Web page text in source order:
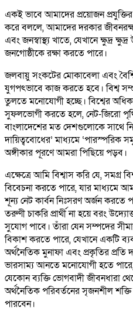
একই ভাবে আমাদের প্রয়োজন প্রযুক্তির
করে বললে, আমাদের দরকার
এবং জনস্বাস্থ্য খাতে, যেখানে ক্ষুদ্র
জনগোষ্ঠীকে রক্ষা করতে পারে।
জলবায়ু সংকটের মোকাবেলা এবং
যুগপৎভাবে কাজ করতে হবে। বিশ্ব
তুলতে মনোযোগী হচ্ছে। বিশ্বের
সুফলভোগী করতে হলে, নেট-জিরো
বাংলাদেশের মত দেশগুলোকে সাথে
দায়িত্ববোধের’ মাধ্যমে ‘পারস্পরিক
অঙ্গীকার পূরণে আমরা পিছিয়ে পড়ব।
এক্ষেত্রে আমি বিশ্বাস করি যে, সমগ্র
বিবেচনা করতে পারে, যার মাধ্যমে
শূন্য নেট কার্বন নিঃসরণ অর্জন করতে
তরুণী চাকরি প্রার্থী না হয়ে বরং
সুযোগ পাবে। তাঁরা যেন সম্পদের
বিকাশ করতে পারে, যেখানে একটি
অর্থনৈতিক মুনাফা এবং প্রকৃতির প্রতি
ভারসাম্য আনতে মনোযোগী হতে
যেকোন ব্যক্তি ভোগবাদী জীবনধারা
অর্থনৈতিক পরিবর্তনের সৃজনশীল
পারবেন।